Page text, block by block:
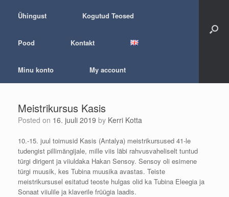
Ühingust Kogutud Teosed
Pood Kontakt
Minu konto My account
Meistrikursus Kasis
Posted on 16. juuli 2019 by Kerri Kotta
10.-15. juul toimusid Kasis (Antalya) meistrikursused 41-le
tudengist pillimängijale, mille viis läbi rahvusvaheliselt tuntud
türgi dirigent ja viiuldaka Hakan Sensoy. Sensoy oli esimene
türgi muusik, kes Tubina muusika avastas. Teiste
meistrikursusel esitatud teoste hulgas olid ka Tubina Eleegia ja
Sonaat viiulile ja klaverile früügia laadis.